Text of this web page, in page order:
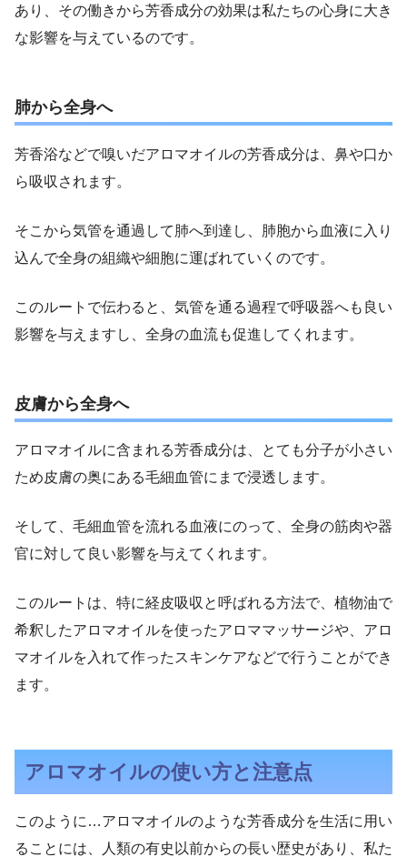
あり、その働きから芳香成分の効果は私たちの心身に大き
な影響を与えているのです。
肺から全身へ
芳香浴などで嗅いだアロマオイルの芳香成分は、鼻や口か
ら吸収されます。
そこから気管を通過して肺へ到達し、肺胞から血液に入り
込んで全身の組織や細胞に運ばれていくのです。
このルートで伝わると、気管を通る過程で呼吸器へも良い
影響を与えますし、全身の血流も促進してくれます。
皮膚から全身へ
アロマオイルに含まれる芳香成分は、とても分子が小さい
ため皮膚の奥にある毛細血管にまで浸透します。
そして、毛細血管を流れる血液にのって、全身の筋肉や器
官に対して良い影響を与えてくれます。
このルートは、特に経皮吸収と呼ばれる方法で、植物油で
希釈したアロマオイルを使ったアロママッサージや、アロ
マオイルを入れて作ったスキンケアなどで行うことができ
ます。
アロマオイルの使い方と注意点
このように…アロマオイルのような芳香成分を生活に用い
ることには、人類の有史以前からの長い歴史があり、私た